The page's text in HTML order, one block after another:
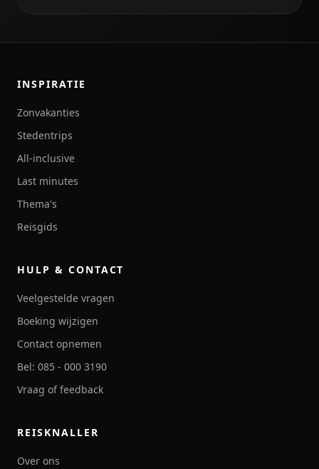
INSPIRATIE
Zonvakanties
Stedentrips
All-inclusive
Last minutes
Thema's
Reisgids
HULP & CONTACT
Veelgestelde vragen
Boeking wijzigen
Contact opnemen
Bel: 085 - 000 3190
Vraag of feedback
REISKNALLER
Over ons